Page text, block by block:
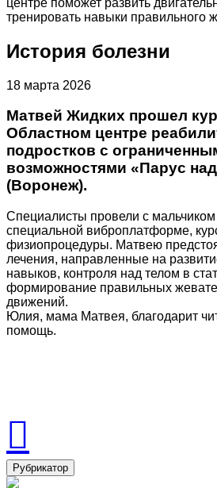
тренировать навыки правильного
История болезни
18 марта 2026
Матвей Жидких прошел
Областном центре
подростков с
возможностями «Парус
(Воронеж).
Специалисты провели с мальчиком
специальной виброплатформе,
физиопроцедуры. Матвею
лечения, направленные на
навыков, контроля над телом в
формирование правильных
движений.
Юлия, мама Матвея, благодарит
помощь.
Рубрикатор